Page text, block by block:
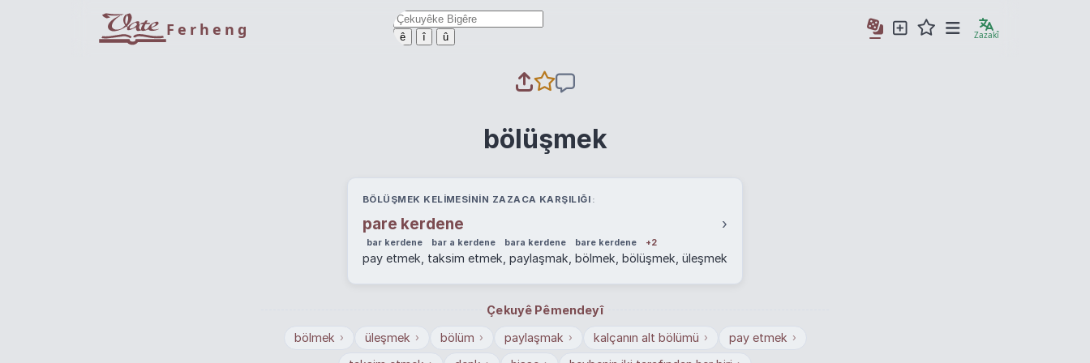
Ferheng ê î û Zazakî
bölüşmek
BÖLÜŞMEK KELIMESININ ZAZACA KARŞILIĞI
pare kerdene ›
bar kerdene bar a kerdene bara kerdene bare kerdene +2
pay etmek, taksim etmek, paylaşmak, bölmek, bölüşmek, üleşmek
Çekuyê Pêmendeyî
bölmek › üleşmek › bölüm › paylaşmak › kalçanın alt bölümü › pay etmek ›